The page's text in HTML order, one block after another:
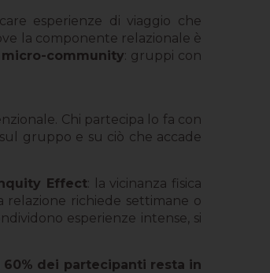
esperienze di viaggio che
la componente relazionale è
micro-community: gruppi con
Chi partecipa lo fa con
gruppo e su ciò che accade
Effect: la vicinanza fisica
richiede settimane o
esperienze intense, si
dei partecipanti resta in